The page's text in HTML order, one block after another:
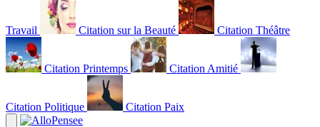
Travail Citation sur la Beauté Citation Théâtre
Citation Printemps Citation Amitié
Citation Politique Citation Paix